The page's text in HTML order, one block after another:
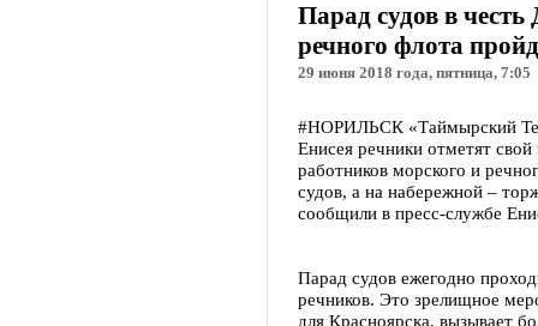
Парад судов в
речного флота
29 июня 2018 года, пятница, 7:05
#НОРИЛЬСК «Таймырский
Енисея речники отметят
работников морского и
судов, а на набережной –
сообщили в пресс-службе
Парад судов ежегодно
речников. Это зрелищное
для Красноярска, вызывает